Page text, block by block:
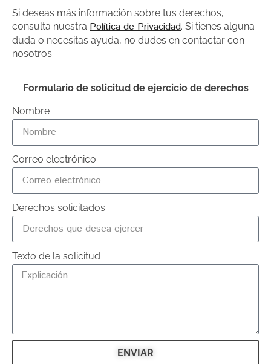
Si deseas más información sobre tus derechos,
consulta nuestra Política de Privacidad. Si tienes alguna
duda o necesitas ayuda, no dudes en contactar con
nosotros.
Formulario de solicitud de ejercicio de derechos
Nombre
Correo electrónico
Derechos solicitados
Texto de la solicitud
ENVIAR